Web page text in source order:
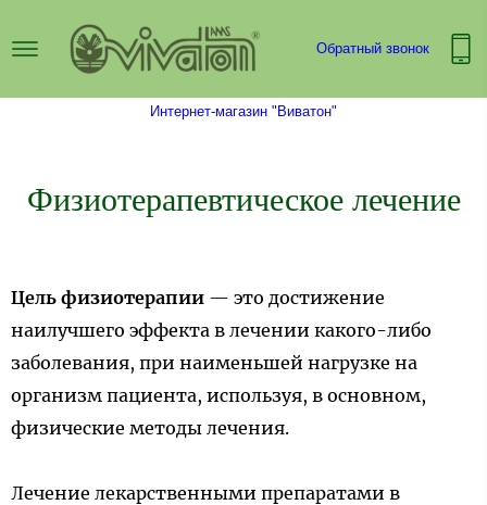
Обратный звонок
Интернет-магазин "Виватон"
Физиотерапевтическое лечение
Цель физиотерапии — это достижение
наилучшего эффекта в лечении какого-либо
заболевания, при наименьшей нагрузке на
организм пациента, используя, в основном,
физические методы лечения.
Лечение лекарственными препаратами в